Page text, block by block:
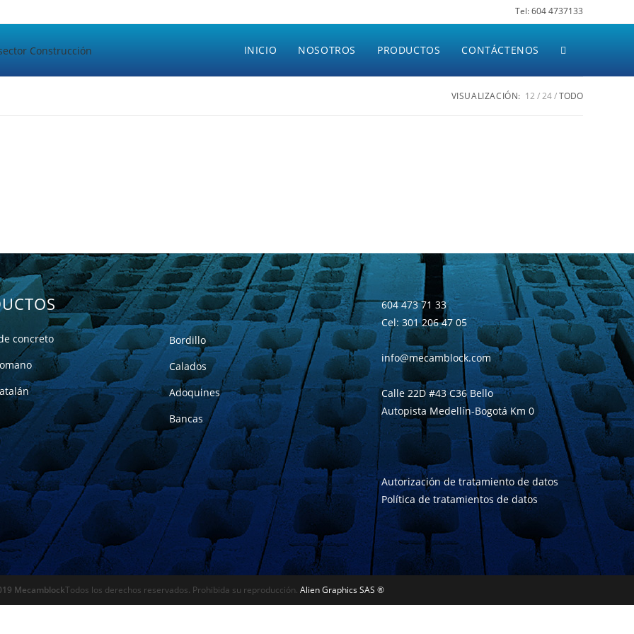
Tel: 604 4737133
INICIO NOSOTROS PRODUCTOS CONTÁCTENOS
VISUALIZACIÓN: 12 24 TODO
concreto
Bordillo
Calados
Adoquines
Bancas
604 473 71 33
Cel: 301 206 47 05
info@mecamblock.com
Calle 22D #43 C36 Bello
Autopista Medellín-Bogotá Km 0
Autorización de tratamiento de datos
Política de tratamientos de datos
MecamblockTodos los derechos reservados. Prohibida su reproducción. Alien Graphics SAS ®